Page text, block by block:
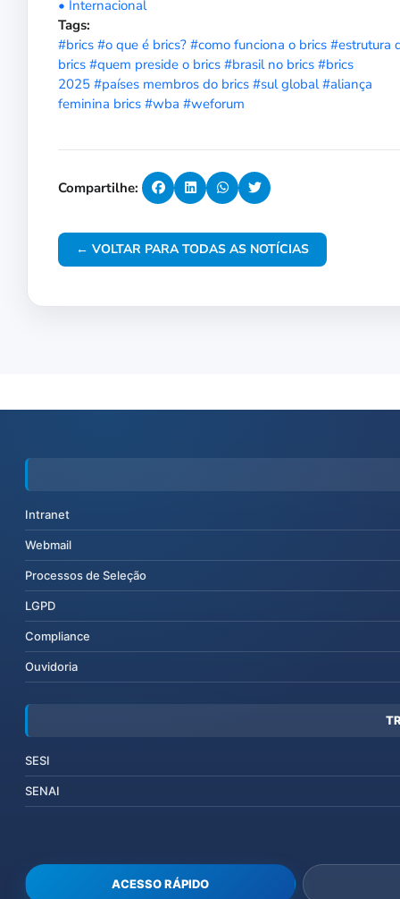
• Internacional
Tags:
#brics #o que é brics? #como funciona o brics #estrutura
brics #quem preside o brics #brasil no brics #brics
2025 #países membros do brics #sul global #aliança
feminina brics #wba #weforum
Compartilhe:
← VOLTAR PARA TODAS AS NOTÍCIAS
Intranet
Webmail
Processos de Seleção
LGPD
Compliance
Ouvidoria
SESI
SENAI
ACESSO RÁPIDO